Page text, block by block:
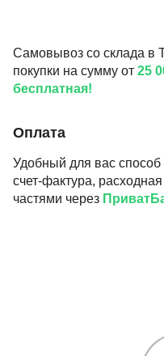
Самовывоз со склада в
покупки на сумму от 25
бесплатная!
Оплата
Удобный для вас
счет-фактура,
частями через